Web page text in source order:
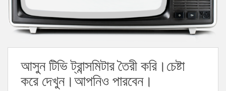
আসুন টিভি ট্রান্সমিটার তৈরী করি।চেষ্টা
করে দেখুন।আপনিও পারবেন।